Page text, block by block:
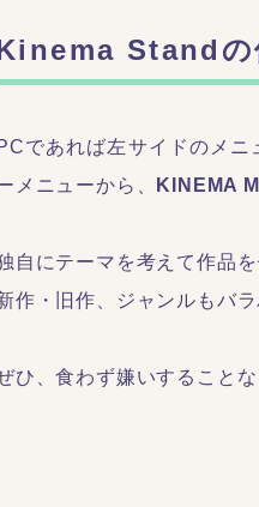
Standの
であれば左サイドのメ
メニューから、
KINEMA
自にテーマを考えて作品
作・旧作、ジャンルもバ
ひ、食わず嫌いすること